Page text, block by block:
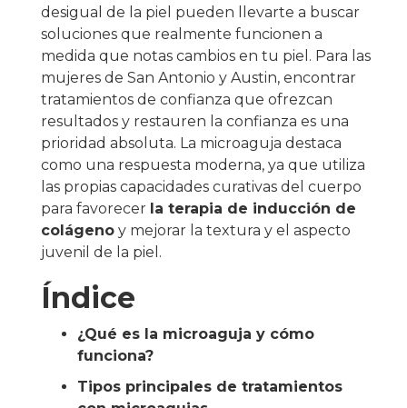
desigual de la piel pueden llevarte a buscar
soluciones que realmente funcionen a
medida que notas cambios en tu piel. Para las
mujeres de San Antonio y Austin, encontrar
tratamientos de confianza que ofrezcan
resultados y restauren la confianza es una
prioridad absoluta. La microaguja destaca
como una respuesta moderna, ya que utiliza
las propias capacidades curativas del cuerpo
para favorecer la terapia de inducción de
colágeno y mejorar la textura y el aspecto
juvenil de la piel.
Índice
¿Qué es la microaguja y cómo
funciona?
Tipos principales de tratamientos